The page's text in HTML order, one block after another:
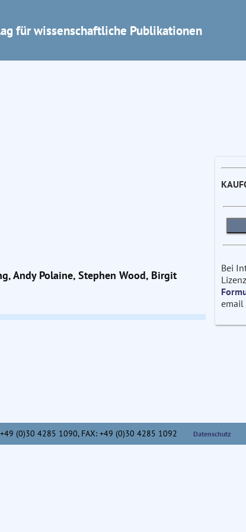
für wissenschaftliche Publikationen
Andy Polaine, Stephen Wood, Birgit
Bei
email
+49 (0)30 4285 1090, FAX: +49 (0)30 4285 1092 Datenschutz